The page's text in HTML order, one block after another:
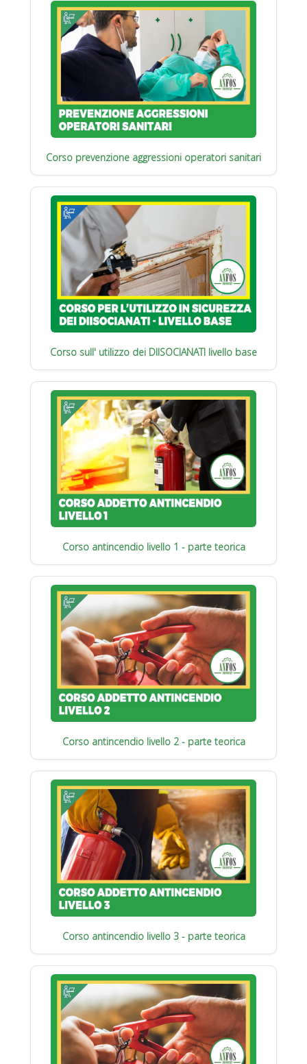
Corso prevenzione aggressioni operatori sanitari
Corso sull' utilizzo dei DIISOCIANATI livello base
Corso antincendio livello 1 - parte teorica
Corso antincendio livello 2 - parte teorica
Corso antincendio livello 3 - parte teorica